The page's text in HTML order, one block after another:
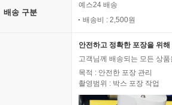
배송 구분
예스24 배송
배송비 : 2,500원
안전하고 정확한 포장을 위
고객님께 배송되는 모든 상
목적 : 안전한 포장 관리
촬영범위 : 박스 포장 작업